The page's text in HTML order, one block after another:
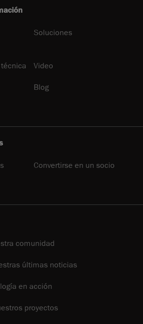
Soluciones
Video
Blog
Convertirse en un socio
comunidad
últimas noticias
en acción
proyectos